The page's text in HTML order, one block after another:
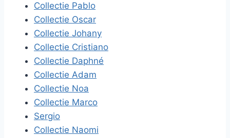
Collectie Pablo
Collectie Oscar
Collectie Johany
Collectie Cristiano
Collectie Daphné
Collectie Adam
Collectie Noa
Collectie Marco
Sergio
Collectie Naomi